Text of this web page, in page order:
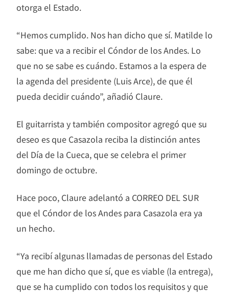
otorga el Estado.
“Hemos cumplido. Nos han dicho que sí. Matilde lo
sabe: que va a recibir el Cóndor de los Andes. Lo
que no se sabe es cuándo. Estamos a la espera de
la agenda del presidente (Luis Arce), de que él
pueda decidir cuándo”, añadió Claure.
El guitarrista y también compositor agregó que su
deseo es que Casazola reciba la distinción antes
del Día de la Cueca, que se celebra el primer
domingo de octubre.
Hace poco, Claure adelantó a CORREO DEL SUR
que el Cóndor de los Andes para Casazola era ya
un hecho.
“Ya recibí algunas llamadas de personas del Estado
que me han dicho que sí, que es viable (la entrega),
que se ha cumplido con todos los requisitos y que